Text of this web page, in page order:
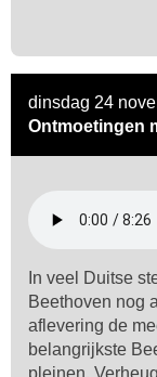
dinsdag 24
Ontmoetingen
In veel Duitse
Beethoven nog
aflevering de
belangrijkste
pleinen.